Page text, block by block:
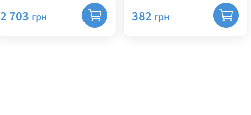
2 703 грн 382 грн